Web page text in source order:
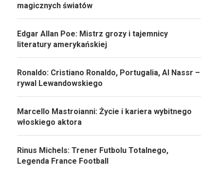
magicznych światów
Edgar Allan Poe: Mistrz grozy i tajemnicy
literatury amerykańskiej
Ronaldo: Cristiano Ronaldo, Portugalia, Al Nassr –
rywal Lewandowskiego
Marcello Mastroianni: Życie i kariera wybitnego
włoskiego aktora
Rinus Michels: Trener Futbolu Totalnego,
Legenda France Football